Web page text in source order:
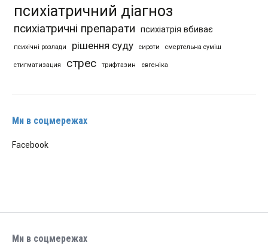
психіатричний діагноз
психіатричні препарати психіатрія вбиває
психічні розлади рішення суду сироти смертельна суміш
стигматизация стрес трифтазин євгеніка
Ми в соцмережах
Facebook
Ми в соцмережах